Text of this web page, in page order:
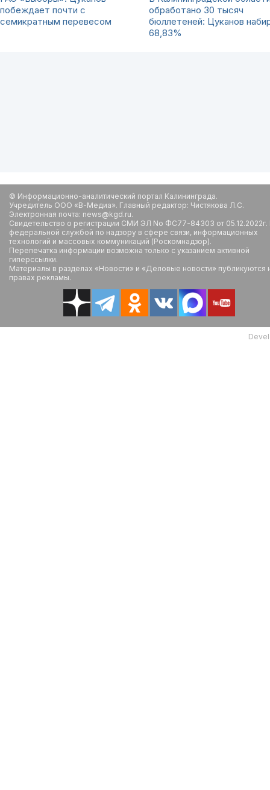
побеждает почти с
семикратным перевесом
обработано 30 тысяч
бюллетеней: Цуканов
68,83%
© Информационно-аналитический портал Калининграда.
Учредитель ООО «В-Медиа». Главный редактор: Чистякова Л.С.
Электронная почта: news@kgd.ru.
Свидетельство о регистрации СМИ ЭЛ No ФС77-84303 от
федеральной службой по надзору в сфере связи, информационных
технологий и массовых коммуникаций (Роскомнадзор).
Перепечатка информации возможна только с указанием активной
гиперссылки.
Материалы в разделах «Новости» и «Деловые новости» публикуются
правах рекламы.